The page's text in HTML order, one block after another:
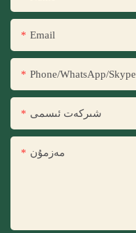
Email
Phone/WhatsApp/Skype
شىركەت ئىسمى
مەزمۇن